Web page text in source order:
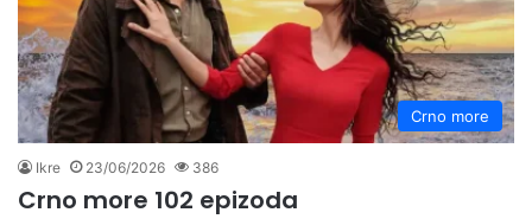
Crno more
Ikre 23/06/2026 386
Crno more 102 epizoda